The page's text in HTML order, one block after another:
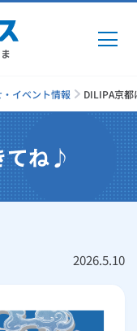
イベント情報 DILIPA京
てね♪
2026.5.10